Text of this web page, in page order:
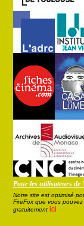
Pour les utilisateurs de
Notre site est optimisé
FireFox que vous
gratuitement ici